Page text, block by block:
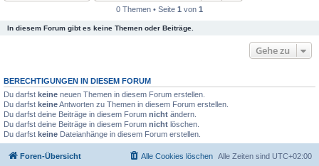
0 Themen • Seite 1 von 1
In diesem Forum gibt es keine Themen oder Beiträge.
Gehe zu
BERECHTIGUNGEN IN DIESEM FORUM
Du darfst keine neuen Themen in diesem Forum erstellen.
Du darfst keineAntworten zu Themen in diesem Forum erstellen.
Du darfst deine Beiträge in diesem Forum nicht ändern.
Du darfst deine Beiträge in diesem Forum nicht löschen.
Du darfst keine Dateianhänge in diesem Forum erstellen.
Foren-Übersicht Alle Zeiten sind UTC+02:00
Alle Cookies löschen